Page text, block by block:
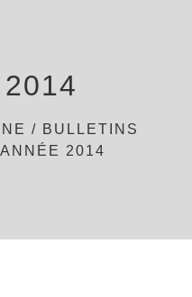
/ BULLETINS
ANNÉE 2014